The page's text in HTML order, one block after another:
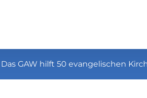
GAW hilft 50 evangelischen